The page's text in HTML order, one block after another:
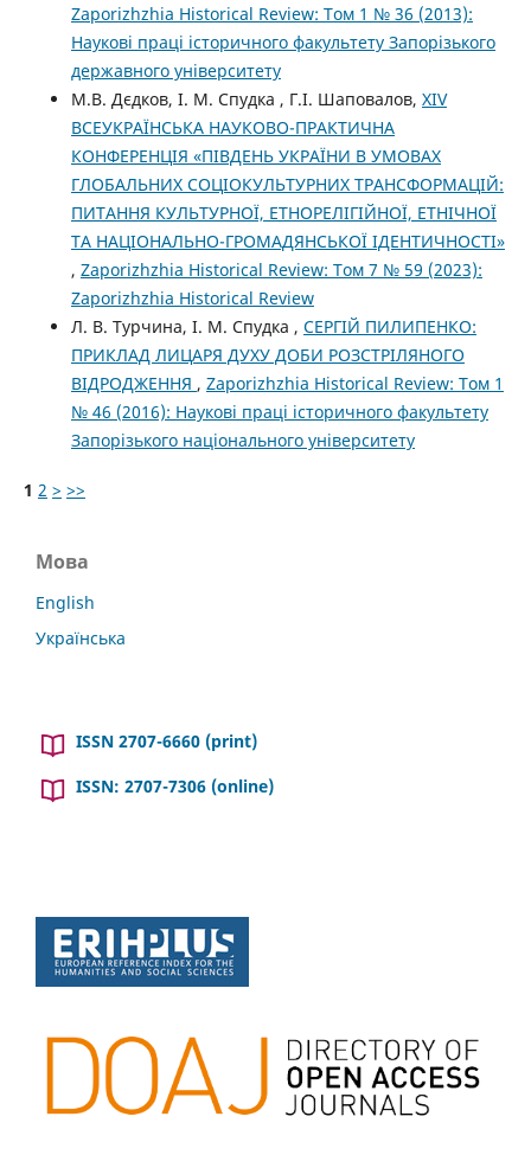
Zaporizhzhia Historical Review: Том 1 № 36 (2013):
Наукові праці історичного факультету Запорізького
державного університету
М.В. Дєдков, І. М. Спудка , Г.І. Шаповалов, XІV
ВСЕУКРАЇНСЬКА НАУКОВО-ПРАКТИЧНА
КОНФЕРЕНЦІЯ «ПІВДЕНЬ УКРАЇНИ В УМОВАХ
ГЛОБАЛЬНИХ СОЦІОКУЛЬТУРНИХ ТРАНСФОРМАЦІЙ:
ПИТАННЯ КУЛЬТУРНОЇ, ЕТНОРЕЛІГІЙНОЇ, ЕТНІЧНОЇ
ТА НАЦІОНАЛЬНО-ГРОМАДЯНСЬКОЇ ІДЕНТИЧНОСТІ»
, Zaporizhzhia Historical Review: Том 7 № 59 (2023):
Zaporizhzhia Historical Review
Л. В. Турчина, І. М. Спудка , СЕРГІЙ ПИЛИПЕНКО:
ПРИКЛАД ЛИЦАРЯ ДУХУ ДОБИ РОЗСТРІЛЯНОГО
ВІДРОДЖЕННЯ , Zaporizhzhia Historical Review: Том 1
№ 46 (2016): Наукові праці історичного факультету
Запорізького національного університету
1 2 > >>
Мова
English
Українська
ISSN 2707-6660 (print)
ISSN: 2707-7306 (online)